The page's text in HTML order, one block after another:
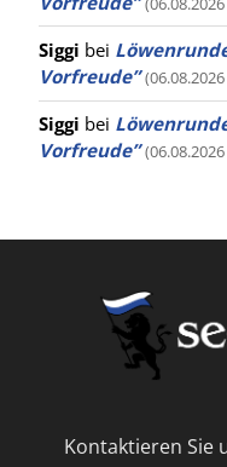
Siggi bei
Vorfreude”
Siggi bei
Vorfreude”
Kontaktieren Sie